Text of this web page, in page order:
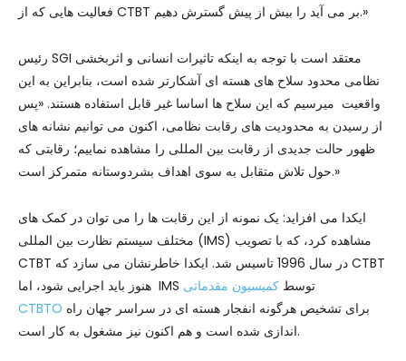
فعالیت هایی که از CTBT بر می آید را بیش از پیش گسترش دهیم.»
رئیس SGI معتقد است با توجه به اینکه تاثیرات انسانی و اثربخشی
نظامی محدود سلاح های هسته ای آشکارتر شده است، بنابراین به این
واقعیت میرسیم که این سلاح ها اساسا غیر قابل استفاده هستند. «پس
از رسیدن به محدودیت های رقابت نظامی، اکنون می توانیم نشانه های
ظهور حالت جدیدی از رقابت بین المللی را مشاهده نماییم؛ رقابتی که
حول تلاش متقابل به سوی اهداف بشردوستانه متمرکز است.»
ایکدا می افزاید: یک نمونه از این رقابت ها را می توان در کمک های
مختلف سیستم نظارت بین المللی (IMS) مشاهده کرد، که با تصویب
CTBT در سال 1996 تاسیس شد. ایکدا خاطرنشان می سازد که CTBT
هنوز باید اجرایی شود، اما IMS توسط کمیسیون مقدماتی
CTBTO
اندازی شده است و هم اکنون نیز مشغول به کار است.